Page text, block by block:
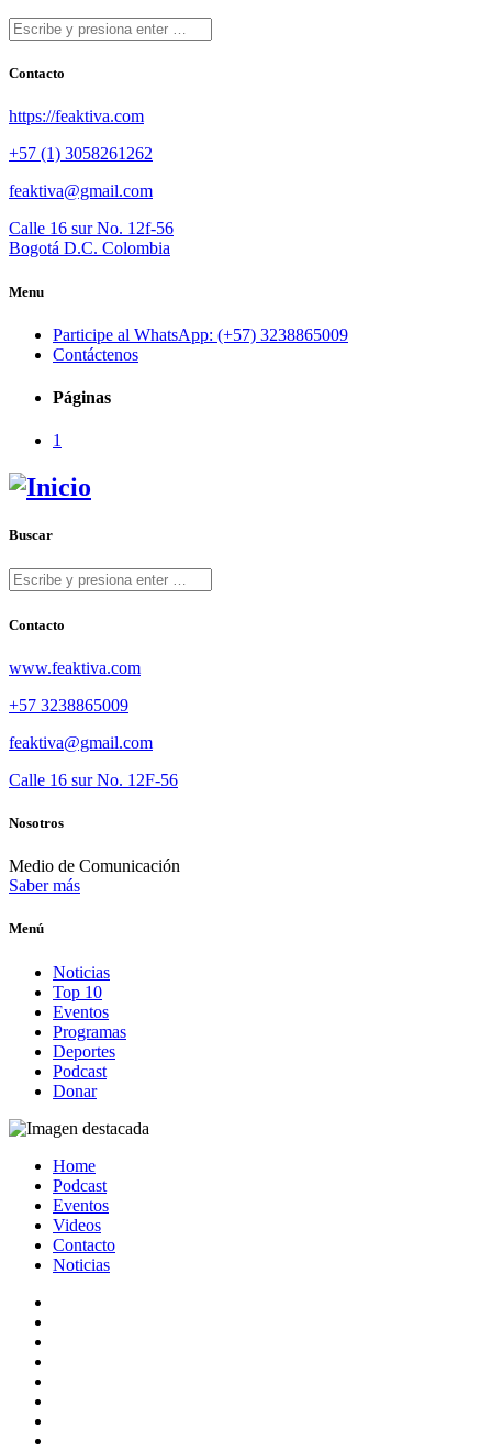
Contacto
https://feaktiva.com
+57 (1) 3058261262
feaktiva@gmail.com
Calle 16 sur No. 12f-56
Bogotá D.C. Colombia
Menu
Participe al WhatsApp: (+57) 3238865009
Contáctenos
Páginas
1
Buscar
Contacto
www.feaktiva.com
+57 3238865009
feaktiva@gmail.com
Calle 16 sur No. 12F-56
Nosotros
Medio de Comunicación
Saber más
Menú
Noticias
Top 10
Eventos
Programas
Deportes
Podcast
Donar
Home
Podcast
Eventos
Videos
Contacto
Noticias